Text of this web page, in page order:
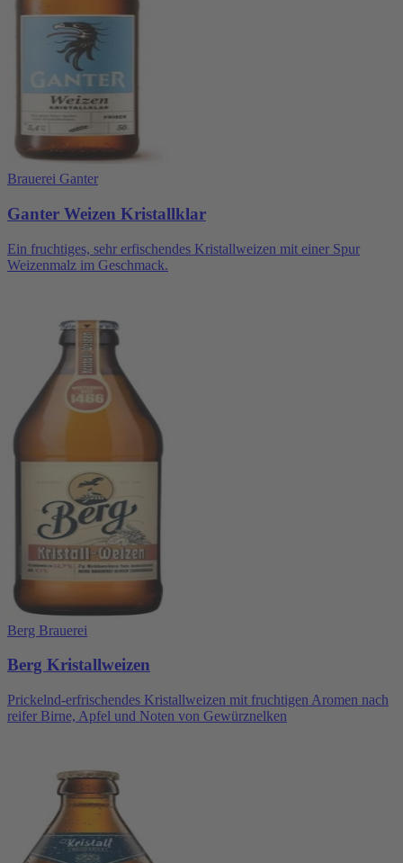
Brauerei Ganter
Ganter Weizen Kristallklar
Ein fruchtiges, sehr erfischendes Kristallweizen mit einer Spur
Weizenmalz im Geschmack.
Berg Brauerei
Berg Kristallweizen
Prickelnd-erfrischendes Kristallweizen mit fruchtigen Aromen nach
reifer Birne, Apfel und Noten von Gewürznelken